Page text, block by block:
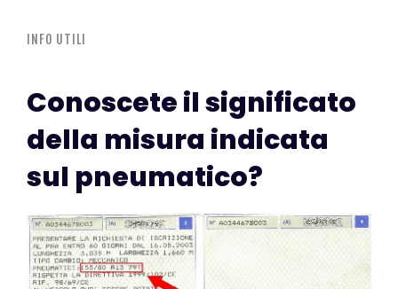
INFO UTILI
Conoscete il significato
della misura indicata
sul pneumatico?